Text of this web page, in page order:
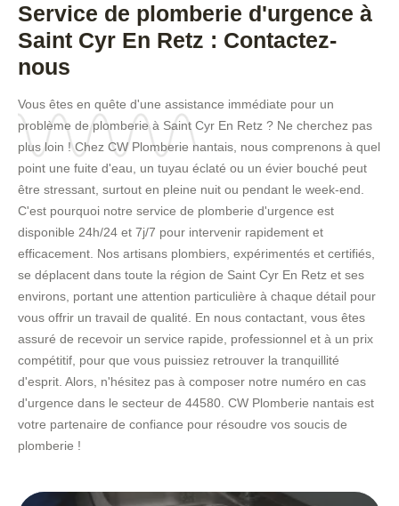
Service de plomberie d'urgence à
Saint Cyr En Retz : Contactez-
nous
Vous êtes en quête d'une assistance immédiate pour un
problème de plomberie à Saint Cyr En Retz ? Ne cherchez pas
plus loin ! Chez CW Plomberie nantais, nous comprenons à quel
point une fuite d'eau, un tuyau éclaté ou un évier bouché peut
être stressant, surtout en pleine nuit ou pendant le week-end.
C'est pourquoi notre service de plomberie d'urgence est
disponible 24h/24 et 7j/7 pour intervenir rapidement et
efficacement. Nos artisans plombiers, expérimentés et certifiés,
se déplacent dans toute la région de Saint Cyr En Retz et ses
environs, portant une attention particulière à chaque détail pour
vous offrir un travail de qualité. En nous contactant, vous êtes
assuré de recevoir un service rapide, professionnel et à un prix
compétitif, pour que vous puissiez retrouver la tranquillité
d'esprit. Alors, n'hésitez pas à composer notre numéro en cas
d'urgence dans le secteur de 44580. CW Plomberie nantais est
votre partenaire de confiance pour résoudre vos soucis de
plomberie !